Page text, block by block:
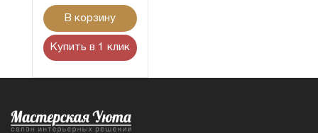
В корзину
Купить в 1 клик